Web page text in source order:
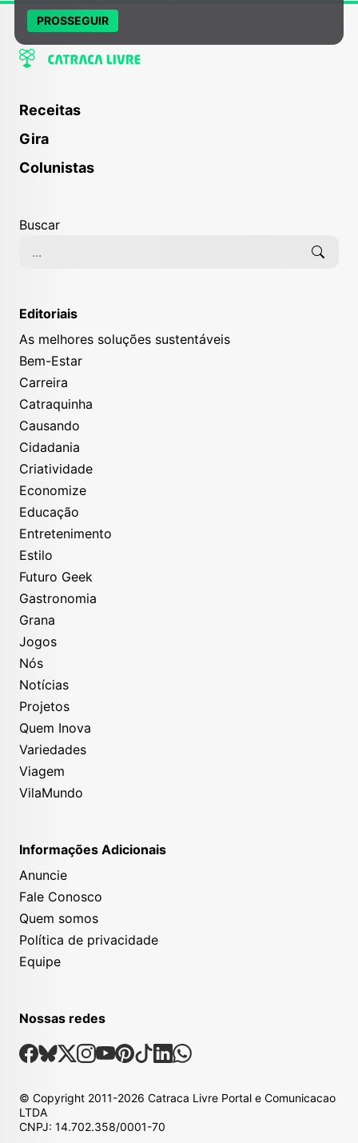
Receitas
Gira
Colunistas
Buscar
Editoriais
As melhores soluções sustentáveis
Bem-Estar
Carreira
Catraquinha
Causando
Cidadania
Criatividade
Economize
Educação
Entretenimento
Estilo
Futuro Geek
Gastronomia
Grana
Jogos
Nós
Notícias
Projetos
Quem Inova
Variedades
Viagem
VilaMundo
Informações Adicionais
Anuncie
Fale Conosco
Quem somos
Política de privacidade
Equipe
Nossas redes
Nossas Redes Sociais
Facebook
Bsky
X Instagram
Youtube
Pinterest
TiktokLinkedin
Whatsapp
© Copyright 2011-2026 Catraca Livre Portal e Comunicacao
LTDA
CNPJ: 14.702.358/0001-70
PROSSEGUIR